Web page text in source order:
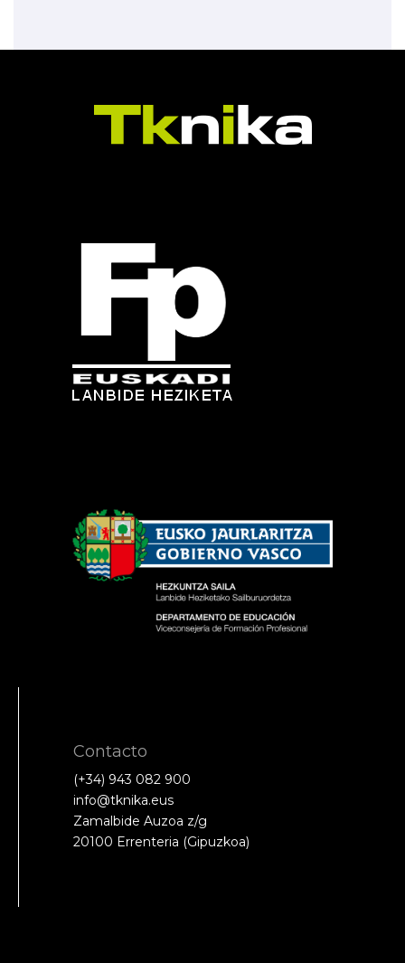
Contacto
(+34) 943 082 900
info@tknika.eus
Zamalbide Auzoa z/g
20100 Errenteria (Gipuzkoa)